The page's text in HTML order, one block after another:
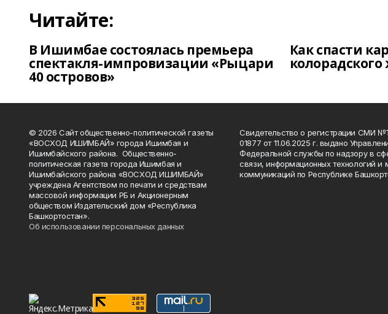
Читайте:
В Ишимбае состоялась премьера
спектакля-импровизации «Рыцари
40 островов»
Как спасти
колорадского
© 2026 Сайт общественно-политической газеты
«ВОСХОД ИШИМБАЙ» города Ишимбая и
Ишимбайского района. Общественно-
политическая газета города Ишимбая и
Ишимбайского района «ВОСХОД ИШИМБАЙ»
учреждена Агентством по печати и средствам
массовой информации РБ и Акционерным
обществом Издательский дом «Республика
Башкортостан».
Об использовании персональных данных
Свидетельство о регистрации СМИ
01877 от 11.06.2025 г. выдано
Федеральной службы по надзору в
связи, информационных технологий и
коммуникаций по Республике